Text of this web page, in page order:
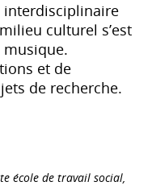
interdisciplinaire
culturel s’est
musique.
et de
de recherche.
école de travail social,